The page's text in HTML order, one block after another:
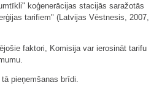
koģenerācijas stacijās saražotās
tarifiem" (Latvijas Vēstnesis, 2007,
faktori, Komisija var ierosināt tarifu
pieņemšanas brīdi.